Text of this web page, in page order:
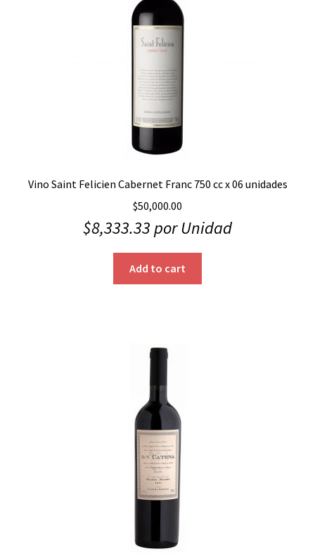
Vino Saint Felicien Cabernet Franc 750 cc x 06 unidades
$50,000.00
$8,333.33por Unidad
Add to cart